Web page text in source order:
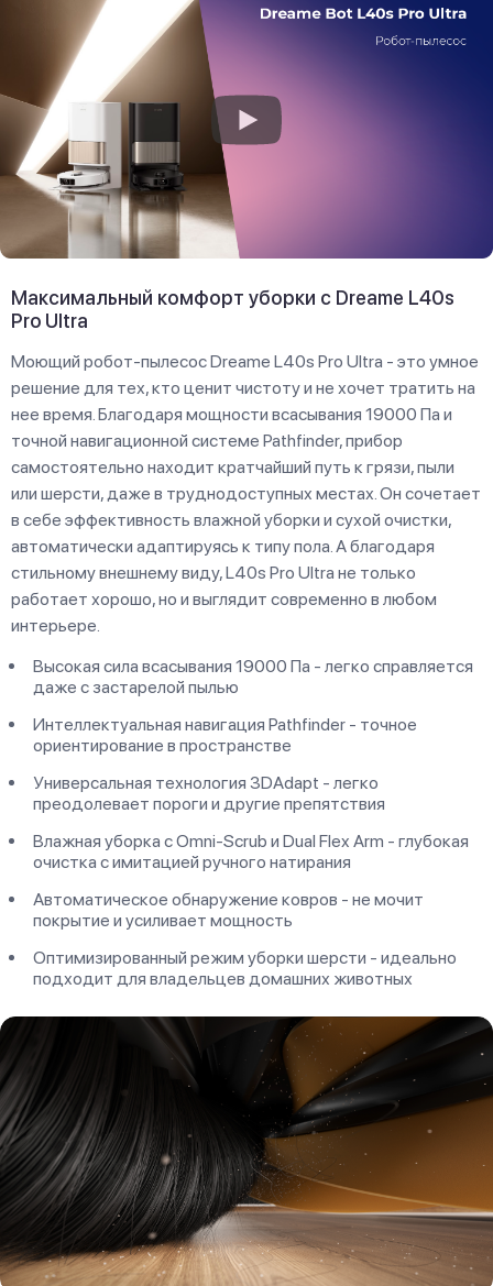
Максимальный комфорт уборки с Dreame L40s
Pro Ultra
Моющий робот-пылесос Dreame L40s Pro Ultra - это умное
решение для тех, кто ценит чистоту и не хочет тратить на
нее время. Благодаря мощности всасывания 19000 Па и
точной навигационной системе Pathfinder, прибор
самостоятельно находит кратчайший путь к грязи, пыли
или шерсти, даже в труднодоступных местах. Он сочетает
в себе эффективность влажной уборки и сухой очистки,
автоматически адаптируясь к типу пола. А благодаря
стильному внешнему виду, L40s Pro Ultra не только
работает хорошо, но и выглядит современно в любом
интерьере.
Высокая сила всасывания 19000 Па - легко справляется
даже с застарелой пылью
Интеллектуальная навигация Pathfinder - точное
ориентирование в пространстве
Универсальная технология 3DAdapt - легко
преодолевает пороги и другие препятствия
Влажная уборка с Omni-Scrub и Dual Flex Arm - глубокая
очистка с имитацией ручного натирания
Автоматическое обнаружение ковров - не мочит
покрытие и усиливает мощность
Оптимизированный режим уборки шерсти - идеально
подходит для владельцев домашних животных